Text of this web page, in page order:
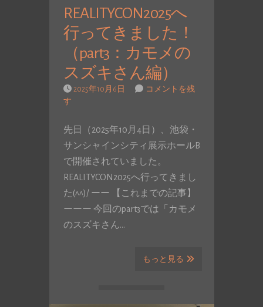
REALITYCON2025へ
行ってきました！
（part3：カモメの
スズキさん編）
2025年10月6日
コメントを残
す
先日（2025年10月4日）、池袋・
サンシャインシティ展示ホールB
で開催されていました。
REALITYCON2025へ行ってきまし
た(^^)/ ーー 【これまでの記事】
ーーー 今回のpart3では「カモメ
のスズキさん…
もっと見る